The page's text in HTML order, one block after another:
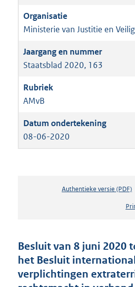
Ministerie van Justitie en
Staatsblad 2020, 163
AMvB
08-06-2020
Authentieke versie (PDF)b
s
d
s
g
r
Besluit van 8 juni 2020
het Besluit
verplichtingen